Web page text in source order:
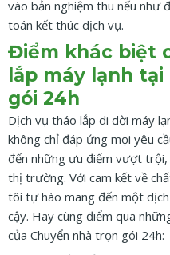
vào bản nghiệm thu nếu như
toán kết thúc dịch vụ.
Điểm khác biệt
lắp máy lạnh
gói 24h
Dịch vụ tháo lắp di dời máy
không chỉ đáp ứng mọi yêu
đến những ưu điểm vượt
thị trường. Với cam kết về
tôi tự hào mang đến một
cậy. Hãy cùng điểm qua
của Chuyển nhà trọn gói 24h: